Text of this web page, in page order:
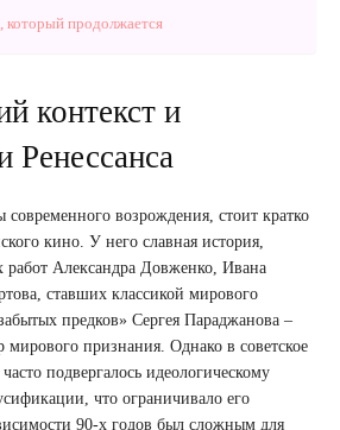
который продолжается
контекст и
Ренессанса
возрождения, стоит кратко
кино. У него славная история,
работ Александра Довженко, Ивана
ставших классикой мирового
предков» Сергея Параджанова –
признания. Однако в советское
подвергалось идеологическому
что ограничивало его
90-х годов был сложным для